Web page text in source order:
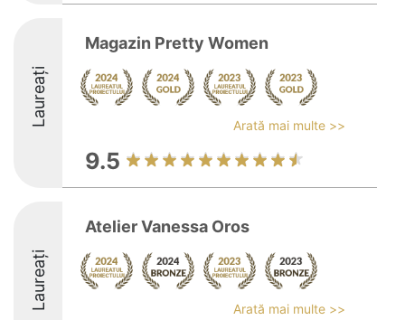
Laureați
Magazin Pretty Women
Arată mai multe >>
9.5
Laureați
Atelier Vanessa Oros
Arată mai multe >>